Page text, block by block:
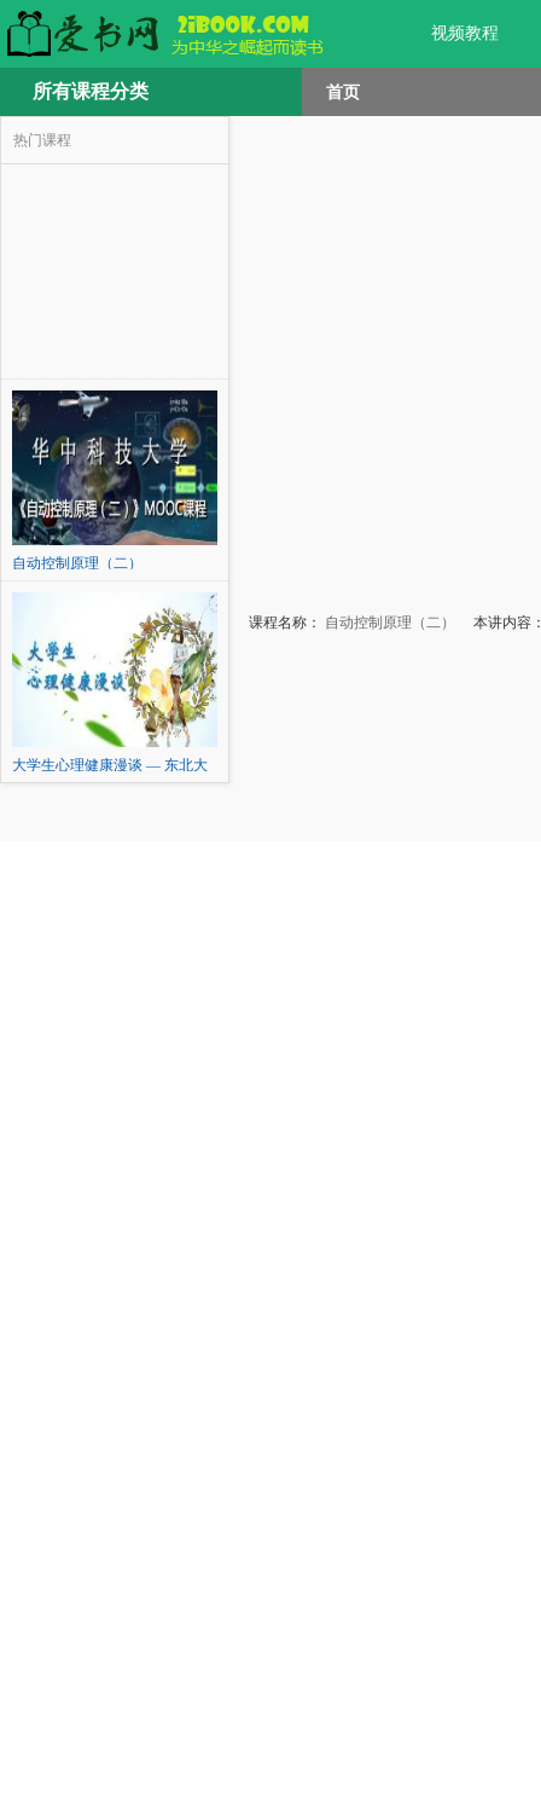
视频教程
所有课程分类 首页
热门课程
自动控制原理（二）
大学生心理健康漫谈 — 东北大
课程名称： 自动控制原理（二） 本讲内容